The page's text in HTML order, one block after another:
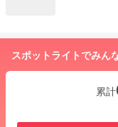
スポットライトでみん
累計